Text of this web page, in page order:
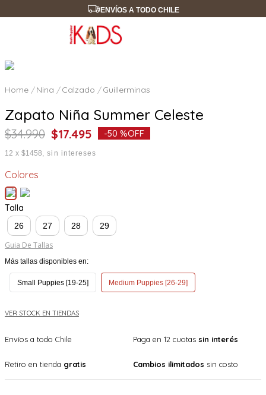
ENVÍOS A TODO CHILE
Nina Calzado Guillerminas
Zapato Niña Summer Celeste
$34.990 $17.495 -50 %OFF
12 x $1458 sin intereses
Colores
Talla
26 27 28 29
Guia De Tallas
Más tallas disponibles en:
Small Puppies [19-25] Medium Puppies [26-29]
VER STOCK EN TIENDAS
Envíos a todo Chile Paga en 12 cuotas sin interés
Retiro en tienda gratis Cambios ilimitados sin costo